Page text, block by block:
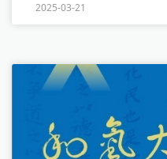
2025-03-21